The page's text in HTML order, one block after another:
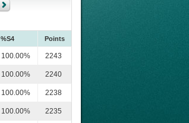
%S4 Points
100.00% 2243
100.00% 2240
100.00% 2238
100.00% 2235